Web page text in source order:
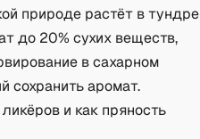
природе растёт в тундре
до 20% сухих веществ,
в сахарном
сохранить аромат.
и как пряность